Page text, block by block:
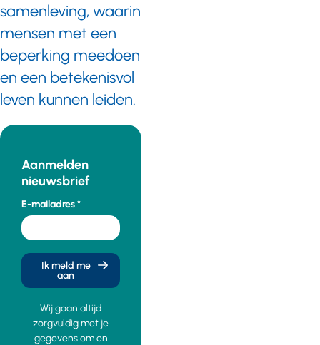
samenleving, waarin
mensen met een
beperking meedoen
en een betekenisvol
leven kunnen leiden.
Aanmelden
nieuwsbrief
E-mailadres
Ik meld me
aan
Wij gaan altijd
zorgvuldig met je
gegevens om en